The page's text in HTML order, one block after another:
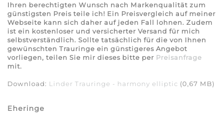
Ihren berechtigten Wunsch nach Markenqualität zum
günstigsten Preis teile ich! Ein Preisvergleich auf meiner
Webseite kann sich daher auf jeden Fall lohnen. Zudem
ist ein kostenloser und versicherter Versand für mich
selbstverständlich. Sollte tatsächlich für die von Ihnen
gewünschten Trauringe ein günstigeres Angebot
vorliegen, teilen Sie mir dieses bitte per Preisanfrage
mit.
Download: Linder Trauringe - harmony elliptic (0,67 MB)
Eheringe